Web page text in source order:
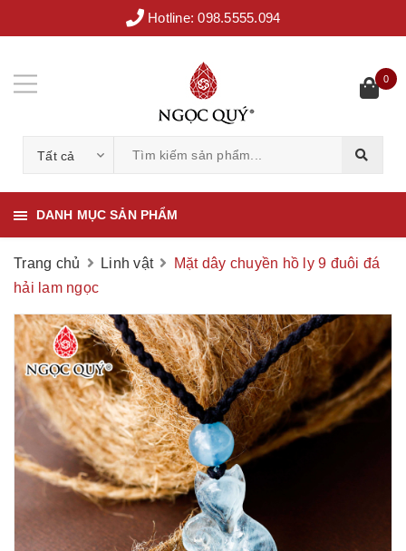
Hotline:098.5555.094
Tất cả
0
DANH MỤC SẢN PHẨM
Trang chủ Linh vật
Mặt dây chuyền hồ ly 9 đuôi đá
hải lam ngọc